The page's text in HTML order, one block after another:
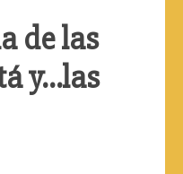
de las
y…las